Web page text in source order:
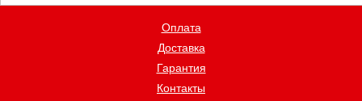
Оплата
Доставка
Гарантия
Контакты